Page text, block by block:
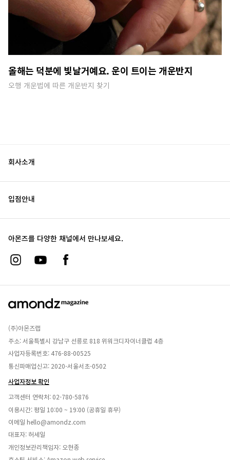
올해는 덕분에 빛날거예요. 운이 트이는 개운반지
오행 개운법에 따른 개운반지 찾기
회사소개
입점안내
아몬즈를 다양한 채널에서 만나보세요.
(주)아몬즈랩
주소: 서울특별시 강남구 선릉로 818 위워크디자이너클럽 4층
사업자등록번호: 476-88-00525
통신파매업신고: 2020-서울서초-0502
사업자정보 확인
고객센터 연락처: 02-780-5876
이용시간: 평일 10:00 ~ 19:00 (공휴일 휴무)
이메일 hello@amondz.com
대표자: 허세일
개인정보관리책임자: 오현종